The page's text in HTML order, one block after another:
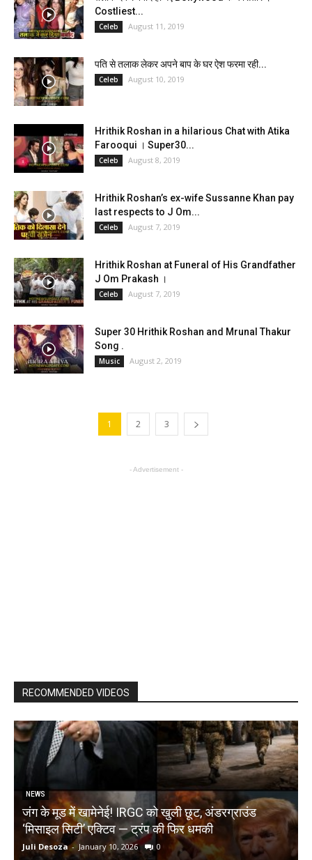
Costliest...
Celeb August 11, 2019
पति से तलाक लेकर अपने बाप के घर ऐश फरमा रही...
Celeb August 10, 2019
Hrithik Roshan in a hilarious Chat with Atika
Farooqui । Super30...
Celeb August 8, 2019
Hrithik Roshan’s ex-wife Sussanne Khan pay
last respects to J Om...
Celeb August 7, 2019
Hrithik Roshan at Funeral of His Grandfather
J Om Prakash ।
Celeb August 7, 2019
Super 30 Hrithik Roshan and Mrunal Thakur
Song .
Music August 2, 2019
1 2 3
- Advertisement -
RECOMMENDED VIDEOS
NEWS
जंग के मूड में खामेनेई! IRGC को खुली छूट, अंडरग्राउंड
‘मिसाइल सिटी’ एक्टिव — ट्रंप की फिर धमकी
Juli Desoza - January 10, 2026 0